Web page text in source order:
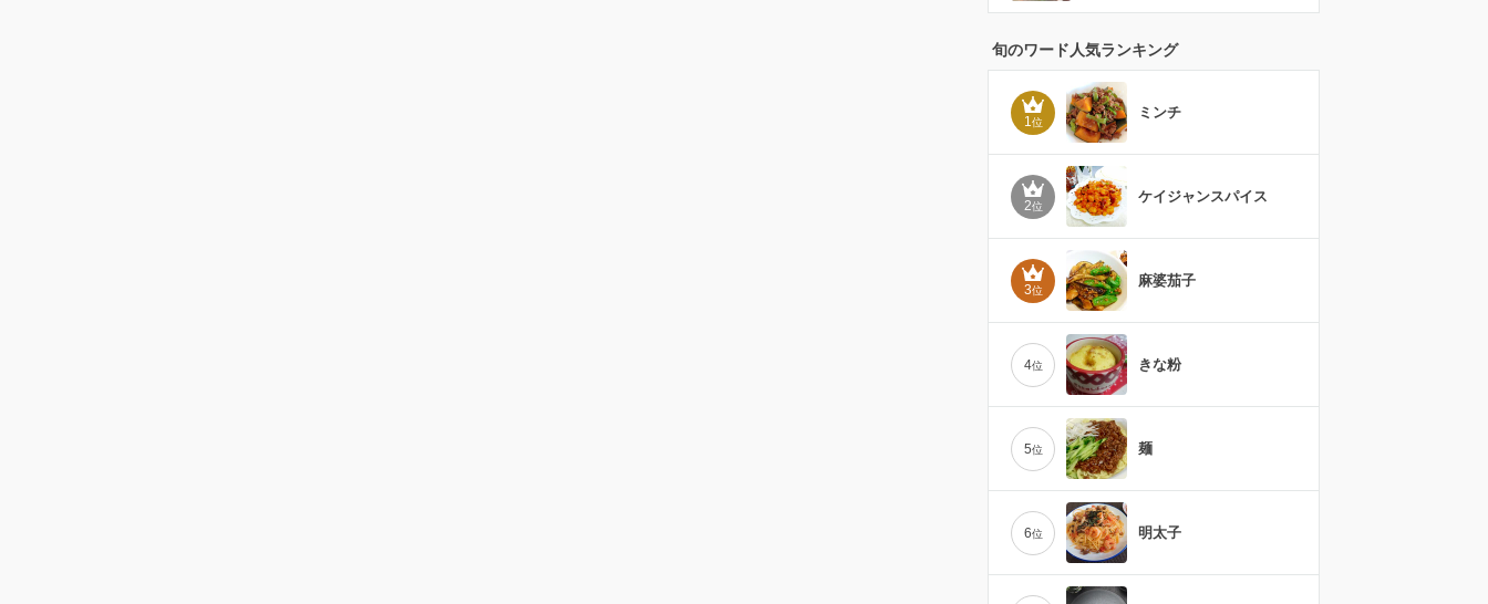
旬のワード人気ランキング
1位
ミンチ
2位
ケイジャンスパイス
3位
麻婆茄子
4位 きな粉
5位 麺
6位 明太子